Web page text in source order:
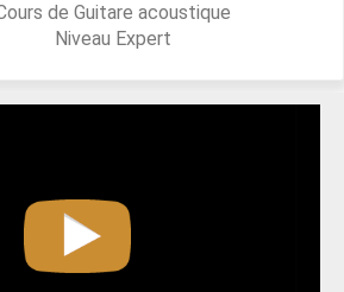
de Guitare acoustique
Niveau Expert